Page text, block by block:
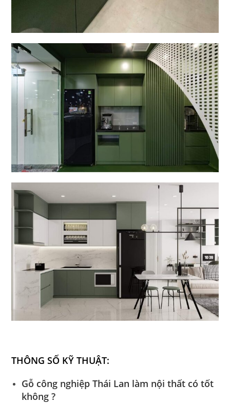
THÔNG SỐ KỸ THUẬT:
Gỗ công nghiệp Thái Lan làm nội thất có tốt
không ?